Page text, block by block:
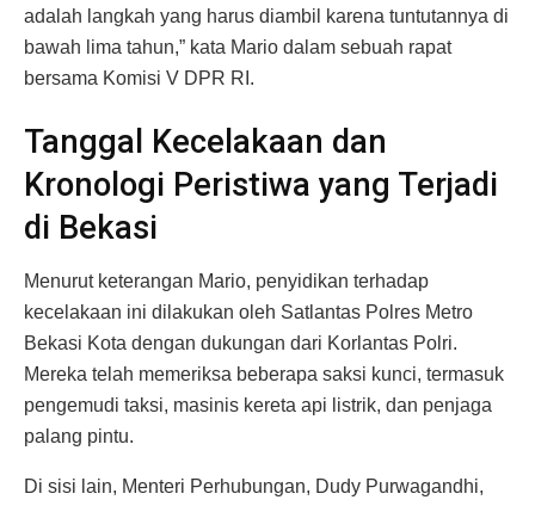
adalah langkah yang harus diambil karena tuntutannya di
bawah lima tahun,” kata Mario dalam sebuah rapat
bersama Komisi V DPR RI.
Tanggal Kecelakaan dan
Kronologi Peristiwa yang Terjadi
di Bekasi
Menurut keterangan Mario, penyidikan terhadap
kecelakaan ini dilakukan oleh Satlantas Polres Metro
Bekasi Kota dengan dukungan dari Korlantas Polri.
Mereka telah memeriksa beberapa saksi kunci, termasuk
pengemudi taksi, masinis kereta api listrik, dan penjaga
palang pintu.
Di sisi lain, Menteri Perhubungan, Dudy Purwagandhi,